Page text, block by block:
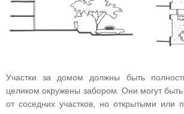
Участки за домом должны быть
целиком окружены забором. Они могут
от соседних участков, но открытыми или